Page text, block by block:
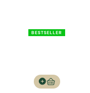
BESTSELLER